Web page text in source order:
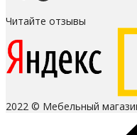
Читайте отзывы
2022 © Мебельный